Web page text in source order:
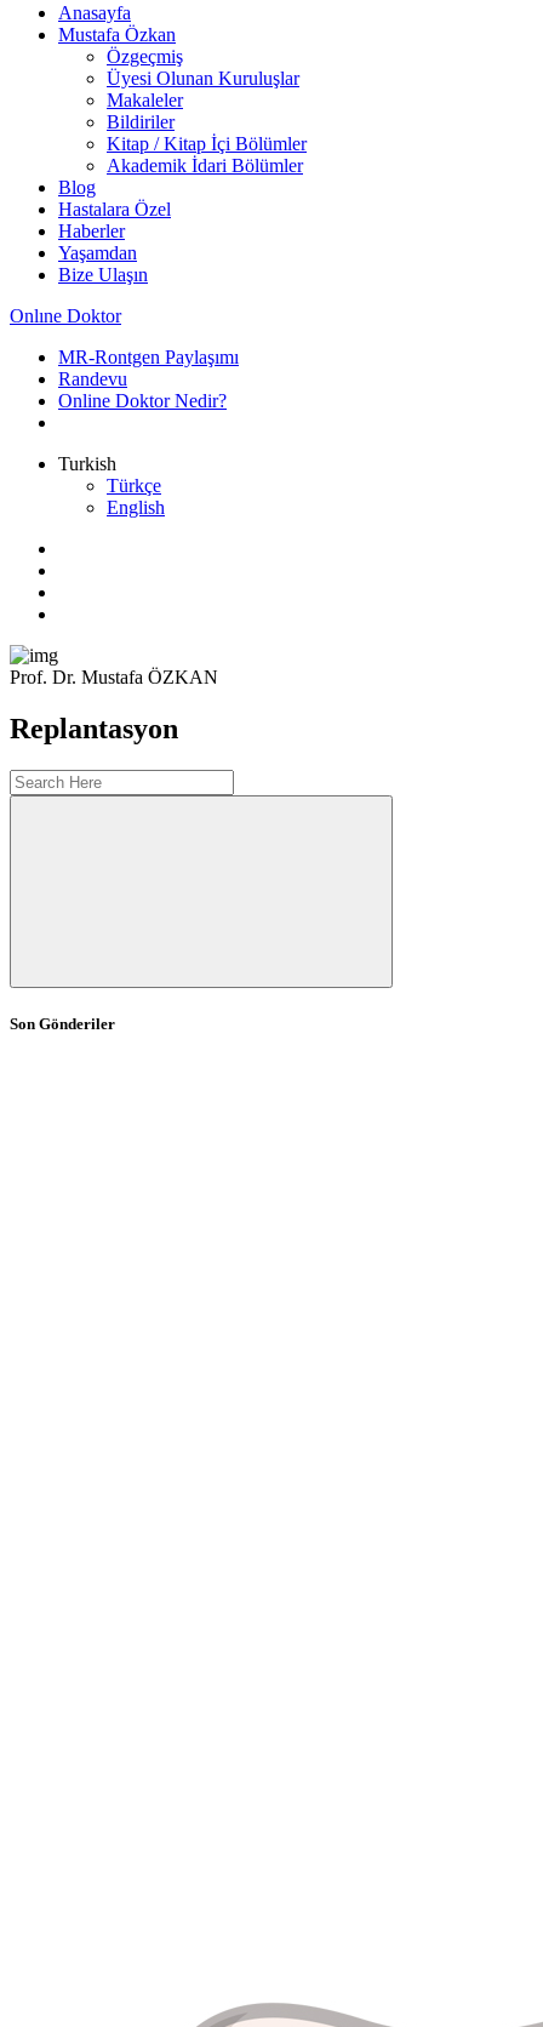
Anasayfa
Mustafa Özkan
Özgeçmiş
Üyesi Olunan Kuruluşlar
Makaleler
Bildiriler
Kitap / Kitap İçi Bölümler
Akademik İdari Bölümler
Blog
Hastalara Özel
Haberler
Yaşamdan
Bize Ulaşın
Onlıne Doktor
MR-Rontgen Paylaşımı
Randevu
Online Doktor Nedir?
Turkish
Türkçe
English
Prof. Dr. Mustafa ÖZKAN
Replantasyon
Son Gönderiler